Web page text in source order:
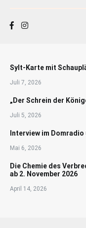
Sylt-Karte mit
Juli 7, 2026
„Der Schrein der
Juli 5, 2026
Interview im
Mai 6, 2026
Die Chemie des
ab 2. November 2026
April 14, 2026